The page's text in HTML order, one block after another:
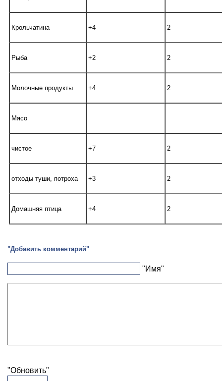
Крольчатина +4 2
Рыба +2 2
Молочные продукты +4 2
Мясо
чистое +7 2
отходы туши, потроха +3 2
Домашняя птица +4 2
"Добавить комментарий"
"Имя"
"Обновить"